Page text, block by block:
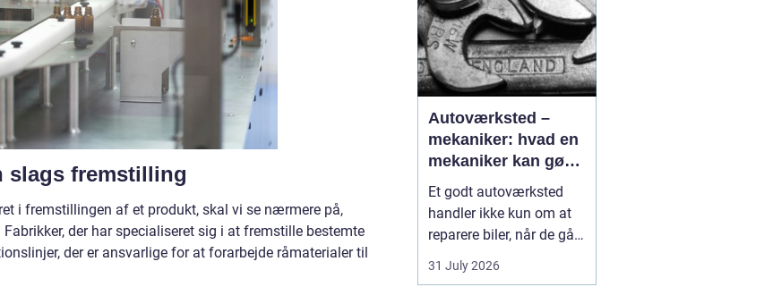
slags fremstilling
i fremstillingen af et produkt, skal vi se nærmere på,
der har specialiseret sig i at fremstille bestemte
der er ansvarlige for at forarbejde råmaterialer til
Autoværksted –
mekaniker: hvad en
mekaniker kan gøre
for din bil
Et godt autoværksted
handler ikke kun om at
reparere biler, når de går i
stykker. Det handler i lige
så høj grad om
31 July 2026